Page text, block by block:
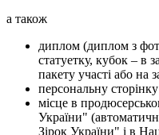
а також
диплом (диплом з
статуетку, кубок – в
пакету участі або на
персональну
місце в
України"
Зірок України" і в